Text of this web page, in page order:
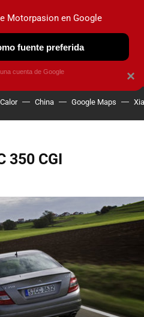
OBSERVATORIO
Calor China Google Maps
350 CGI
×
Motorpasion en Google
fuente preferida
cuenta de Google